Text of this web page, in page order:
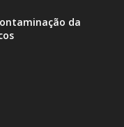
da